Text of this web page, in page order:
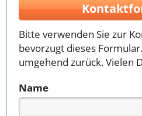
Bitte verwenden Sie zur
bevorzugt dieses
umgehend zurück. Vielen
Name